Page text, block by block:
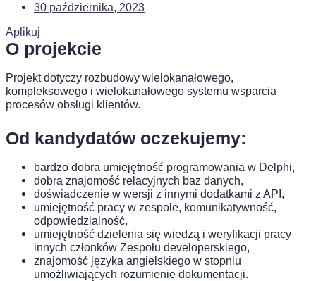
30 października, 2023
Aplikuj
O projekcie
Projekt dotyczy rozbudowy wielokanałowego,
kompleksowego i wielokanałowego systemu wsparcia
procesów obsługi klientów.
Od kandydatów oczekujemy:
bardzo dobra umiejętność programowania w Delphi,
dobra znajomość relacyjnych baz danych,
doświadczenie w wersji z innymi dodatkami z API,
umiejętność pracy w zespole, komunikatywność,
odpowiedzialność,
umiejętność dzielenia się wiedzą i weryfikacji pracy
innych członków Zespołu developerskiego,
znajomość języka angielskiego w stopniu
umożliwiających rozumienie dokumentacji.